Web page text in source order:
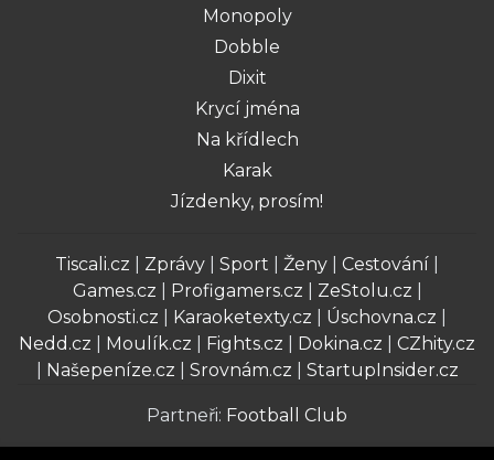
Monopoly
Dobble
Dixit
Krycí jména
Na křídlech
Karak
Jízdenky, prosím!
Tiscali.cz Zprávy Sport Ženy Cestování
Games.cz
Profigamers.cz ZeStolu.cz
Osobnosti.cz
Karaoketexty.cz Úschovna.cz
Nedd.cz
Moulík.cz Fights.cz Dokina.cz
CZhity.cz
Našepeníze.cz Srovnám.cz StartupInsider.cz
Partneři: Football Club